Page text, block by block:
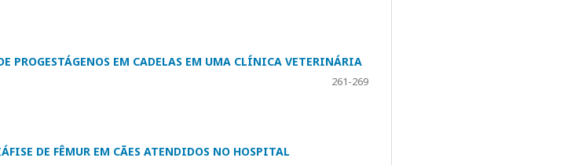
PROGESTÁGENOS EM CADELAS EM UMA CLÍNICA VETERINÁRIA
261-269
DE FÊMUR EM CÃES ATENDIDOS NO HOSPITAL